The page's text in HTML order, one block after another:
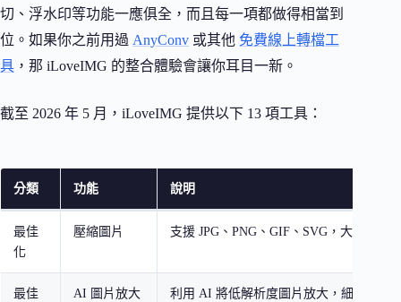
切、浮水印等功能一應俱全，而且每一項都做得相當到
位。如果你之前用過 AnyConv 或其他 免費線上轉檔工
具 ，那 iLoveIMG 的整合體驗會讓你耳目一新。
截至 2026 年 5 月，iLoveIMG 提供以下 13 項工具：
分類 功能 說明
最佳
化
壓縮圖片 支援 JPG、PNG、GIF、SVG，大幅縮小
最佳
AI 圖片放大 利用 AI 將低解析度圖片放大，細節不模